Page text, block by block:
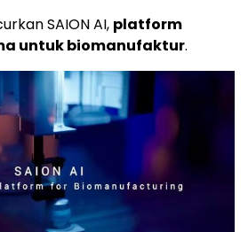
SAION AI, platform
untuk biomanufaktur.